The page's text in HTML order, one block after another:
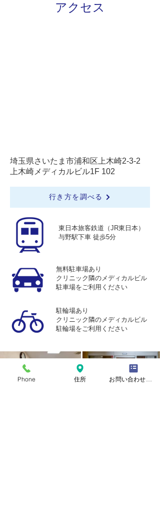
アクセス
埼玉県さいたま市浦和区上木崎2-3-2
上木崎メディカルビル1F 102
行き方を調べる
東日本旅客鉄道（JR東日本）
与野駅下車 徒歩5分
無料駐車場あり
クリニック隣のメディカルビル
駐車場をご利用ください
駐輪場あり
クリニック隣のメディカルビル
駐輪場をご利用ください
Phone 住所